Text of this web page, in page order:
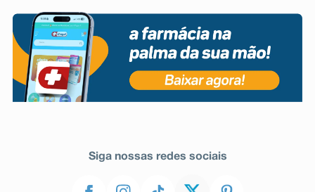
Siga nossas redes sociais